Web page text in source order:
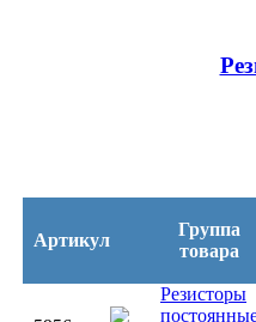
Артикул
Группа
товара
Резисторы